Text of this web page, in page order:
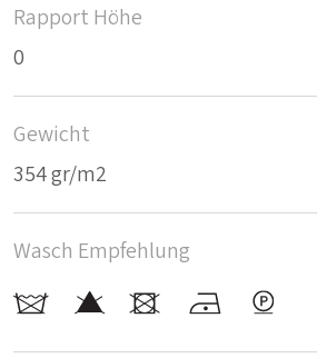
Rapport Höhe
0
Gewicht
354 gr/m2
Wasch Empfehlung